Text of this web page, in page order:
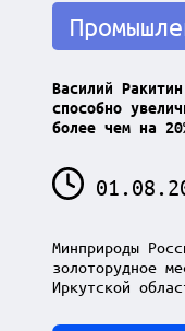
Posted
in
Василий
способно
более чем на
Минприроды
золоторудное
Иркутской